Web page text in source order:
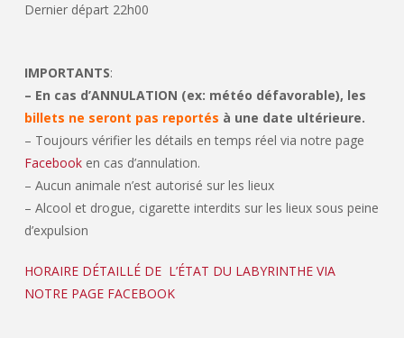
Dernier départ 22h00
IMPORTANTS:
– En cas d’ANNULATION (ex: météo défavorable), les
billets ne seront pas reportés à une date ultérieure.
– Toujours vérifier les détails en temps réel via notre page
Facebooken cas d’annulation.
– Aucun animale n’est autorisé sur les lieux
– Alcool et drogue, cigarette interdits sur les lieux sous peine
d’expulsion
HORAIRE DÉTAILLÉ DE L’ÉTAT DU LABYRINTHE VIA
NOTRE PAGE FACEBOOK